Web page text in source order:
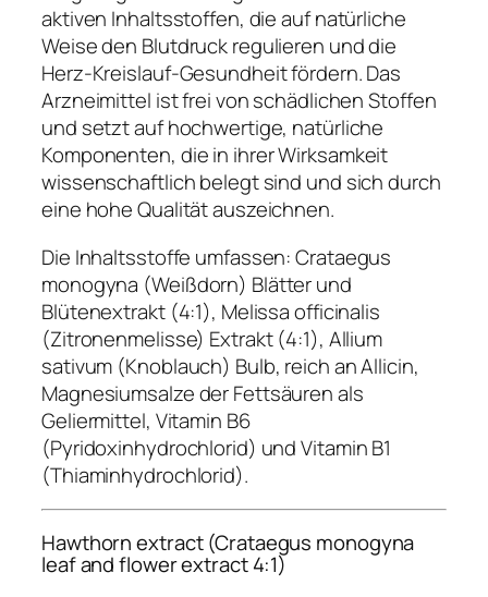
aktiven Inhaltsstoffen, die auf natürliche
Weise den Blutdruck regulieren und die
Herz-Kreislauf-Gesundheit fördern. Das
Arzneimittel ist frei von schädlichen Stoffen
und setzt auf hochwertige, natürliche
Komponenten, die in ihrer Wirksamkeit
wissenschaftlich belegt sind und sich durch
eine hohe Qualität auszeichnen.
Die Inhaltsstoffe umfassen: Crataegus
monogyna (Weißdorn) Blätter und
Blütenextrakt (4:1), Melissa officinalis
(Zitronenmelisse) Extrakt (4:1), Allium
sativum (Knoblauch) Bulb, reich an Allicin,
Magnesiumsalze der Fettsäuren als
Geliermittel, Vitamin B6
(Pyridoxinhydrochlorid) und Vitamin B1
(Thiaminhydrochlorid).
Hawthorn extract (Crataegus monogyna
leaf and flower extract 4:1)